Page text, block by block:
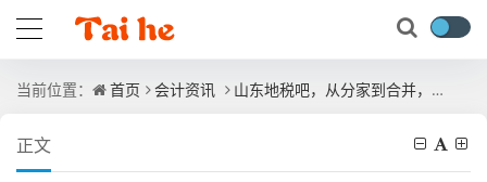
当前位置： 首页 会计资讯 山东地税吧，从分家到合并，咱们山东会计人这些年到底经历了什么？
正文